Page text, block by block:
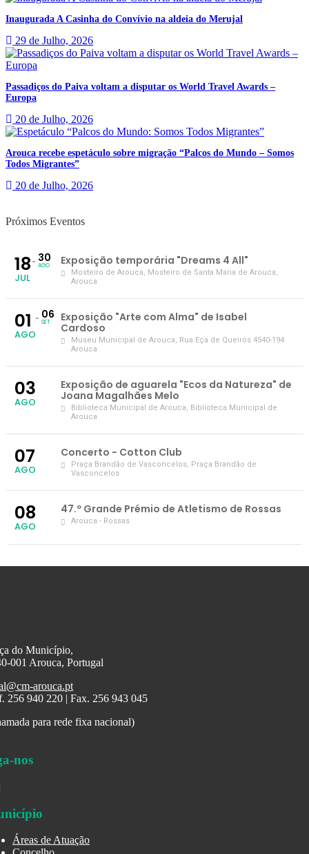
Inaugurada A Casinha do Convívio na aldeia do Merujal
29 de Julho, 2026
Passadiços do Paiva voltam a disputar os World Travel Awards –
Europa
20 de Julho, 2026
Arouca recebe espetáculo sobre migração “Palcos do Mundo – Somos
Todos Migrantes”
20 de Julho, 2026
Próximos Eventos
18
JUL
30
AGO Exposição temporária "Dreams 4 All"
Mosteiro de Arouca, Mosteiro de Santa Maria de Arouca,
Arouca
01
AGO
06
SET
Exposição "Arte com Alma" de Isabel
Cardoso
Museu Municipal de Arouca, Rua Eça de Queirós 4540-194
Arouca
03
AGO
Exposição de aguarela "Ecos da Natureza" de
Joana Magalhães Melo
Biblioteca Municipal de Arouca, Biblioteca Municipal de
Arouca
07
AGO
Concerto - Cotton Club
Praça Brandão de Vasconcelos, Praça Brandão de
Vasconcelos
08
AGO
47.º Grande Prémio de Atletismo de Rossas
Arouca - Rossas
do Município,
001 Arouca, Portugal
arouca.pt
256 940 220 | Fax. 256 943 045
para rede fixa nacional)
nos
Áreas de Atuação